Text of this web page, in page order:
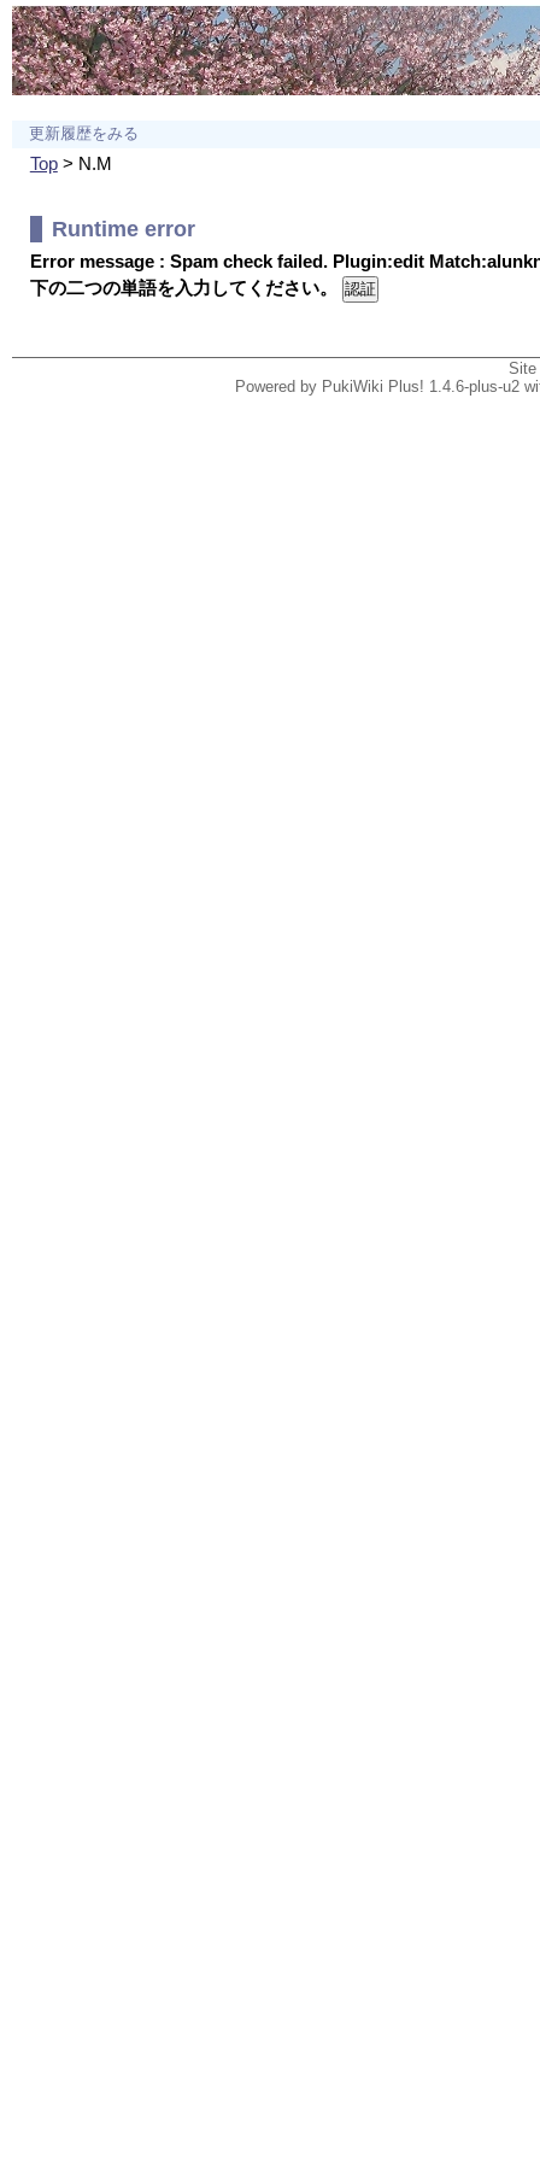
更新履歴をみる
Top> N.M
Runtime error
Error message : Spam check failed. Plugin:edit
下の二つの単語を入力してください。
Powered by PukiWiki Plus! 1.4.6-plus-u2